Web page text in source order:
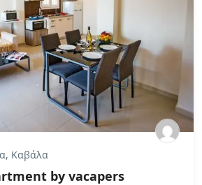
Καβάλα
by vacapers